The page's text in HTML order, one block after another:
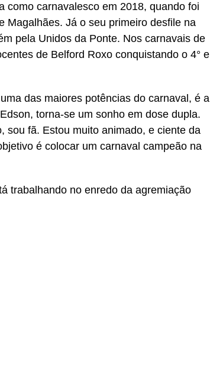
como carnavalesco em 2018, quando foi
Magalhães. Já o seu primeiro desfile na
pela Unidos da Ponte. Nos carnavais de
de Belford Roxo conquistando o 4° e
das maiores potências do carnaval, é a
torna-se um sonho em dose dupla.
sou fã. Estou muito animado, e ciente da
é colocar um carnaval campeão na
trabalhando no enredo da agremiação